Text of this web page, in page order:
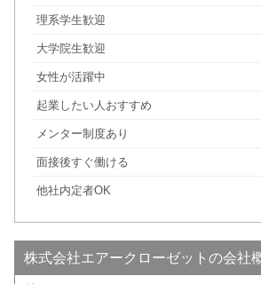
理系学生歓迎
大学院生歓迎
女性が活躍中
起業したい人おすすめ
メンター制度あり
面接後すぐ働ける
他社内定者OK
株式会社エアークローゼットの会社